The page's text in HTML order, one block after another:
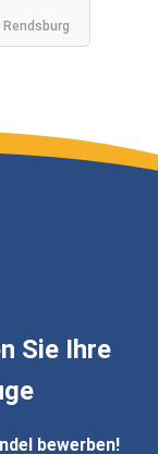
Rendsburg
Sie Ihre
bewerben!